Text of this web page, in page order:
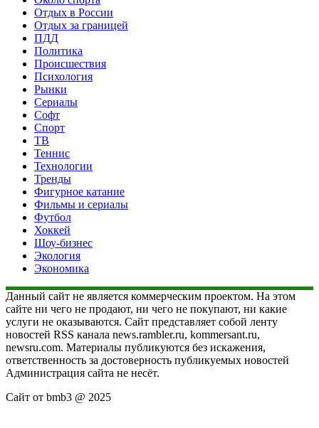
Отдых в России
Отдых за границей
ПДД
Политика
Происшествия
Психология
Рынки
Сериалы
Софт
Спорт
ТВ
Теннис
Технологии
Тренды
Фигурное катание
Фильмы и сериалы
Футбол
Хоккей
Шоу-бизнес
Экология
Экономика
Данный сайт не является коммерческим проектом. На этом
сайте ни чего не продают, ни чего не покупают, ни какие
услуги не оказываются. Сайт представляет собой ленту
новостей RSS канала news.rambler.ru, kommersant.ru,
newsru.com. Материалы публикуются без искажения,
ответственность за достоверность публикуемых новостей
Администрация сайта не несёт.
Сайт от bmb3 @ 2025